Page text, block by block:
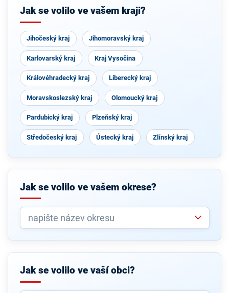
Jak se volilo ve vašem kraji?
Jihočeský kraj Jihomoravský kraj
Karlovarský kraj Kraj Vysočina
Královéhradecký kraj Liberecký kraj
Moravskoslezský kraj Olomoucký kraj
Pardubický kraj Plzeňský kraj
Středočeský kraj Ústecký kraj Zlínský kraj
Jak se volilo ve vašem okrese?
Jak se volilo ve vaší obci?